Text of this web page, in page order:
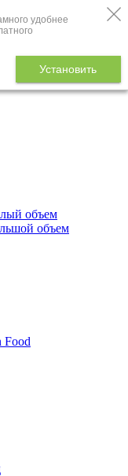
удобнее
Установить
объем
объем
Food